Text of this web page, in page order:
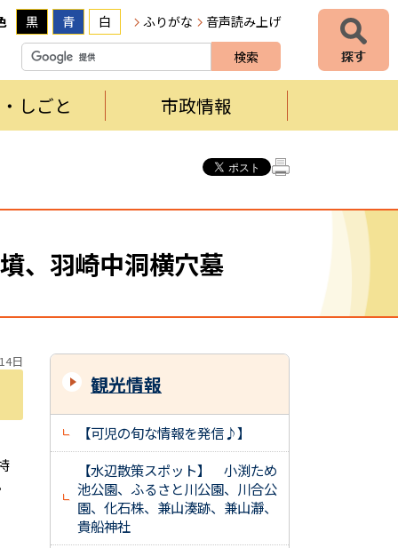
黒 青 白 ふりがな 音声読み上げ
しごと 市政情報
、羽崎中洞横穴墓
日
観光情報
【可児の旬な情報を発信♪】
【水辺散策スポット】 小渕ため
池公園、ふるさと川公園、川合公
園、化石株、兼山湊跡、兼山瀞、
貴船神社